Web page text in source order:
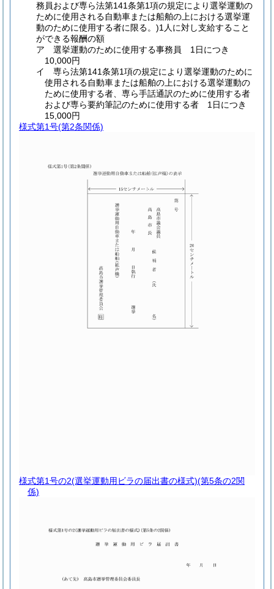
務員および専ら法第141条第1項の規定により選挙運動の
ために使用される自動車または船舶の上における選挙運
動のために使用する者に限る。)1人に対し支給すること
ができる報酬の額
ア 選挙運動のために使用する事務員 1日につき
10,000円
イ 専ら法第141条第1項の規定により選挙運動のために
使用される自動車または船舶の上における選挙運動の
ために使用する者、専ら手話通訳のために使用する者
および専ら要約筆記のために使用する者 1日につき
15,000円
様式第1号(第2条関係)
様式第1号の2(選挙運動用ビラの届出書の様式)(第5条の2関
係)